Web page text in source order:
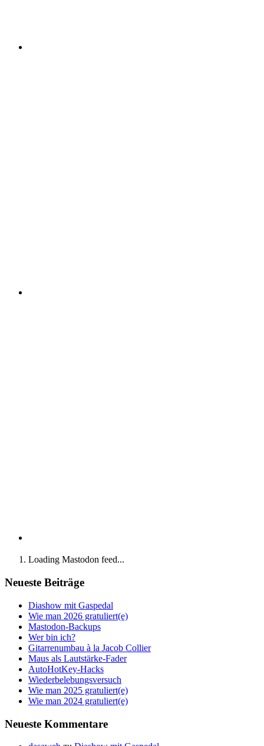
Loading Mastodon feed...
Neueste Beiträge
Diashow mit Gaspedal
Wie man 2026 gratuliert(e)
Mastodon-Backups
Wer bin ich?
Gitarrenumbau à la Jacob Collier
Maus als Lautstärke-Fader
AutoHotKey-Hacks
Wiederbelebungsversuch
Wie man 2025 gratuliert(e)
Wie man 2024 gratuliert(e)
Neueste Kommentare